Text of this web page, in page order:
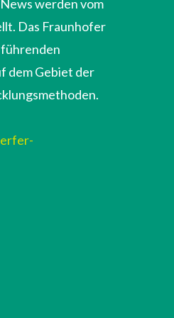
werden vom
Das Fraunhofer
dem Gebiet der